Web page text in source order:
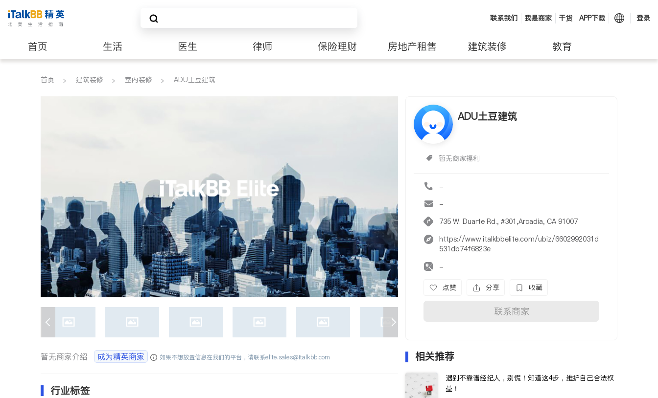
联系我们 我是商家 干货 APP下载 登录
首页 生活 医生 律师 保险理财 房地产租售 建筑装修 教育
养老 非盈利组织
首页 建筑装修 室内装修 ADU土豆建筑
ADU土豆建筑
暂无商家福利
-
-
735 W. Duarte Rd., #301,Arcadia, CA 91007
https://www.italkbbelite.com/ubiz/6602992031d
531db74f6823e
-
点赞 分享 收藏
联系商家
暂无商家介绍 成为精英商家 如果不想放置信息在我们的平台，请联系elite.sales@italkbb.com
行业标签
相关推荐
遇到不靠谱经纪人，别慌！知道这4步，维护自己合法权
益！